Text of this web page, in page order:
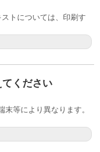
トについては、印刷す
ください
等により異なります。